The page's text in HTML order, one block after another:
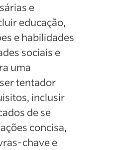
e
educação,
e habilidades
sociais e
uma
tentador
inclusir
de se
concisa,
chave e